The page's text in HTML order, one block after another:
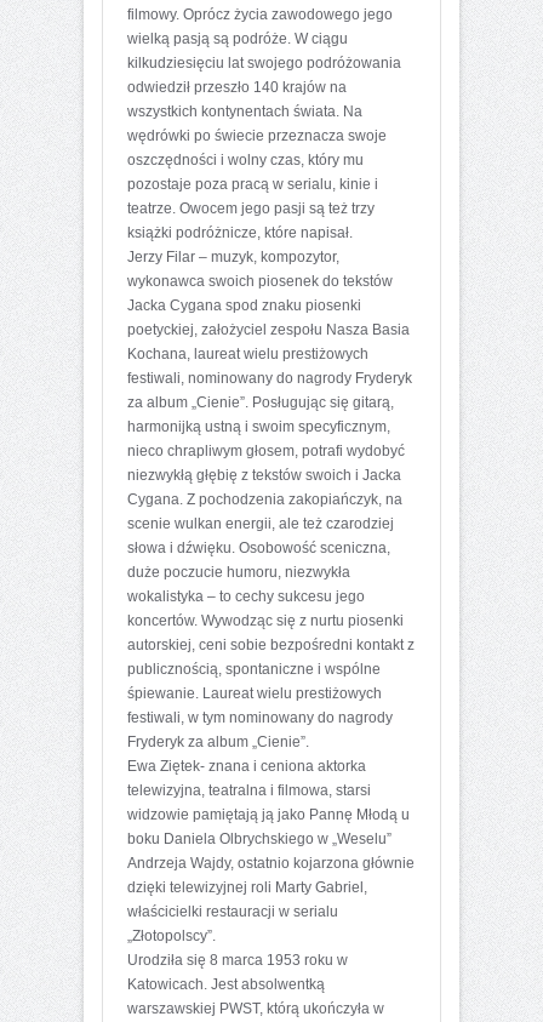
filmowy. Oprócz życia zawodowego jego
wielką pasją są podróże. W ciągu
kilkudziesięciu lat swojego podróżowania
odwiedził przeszło 140 krajów na
wszystkich kontynentach świata. Na
wędrówki po świecie przeznacza swoje
oszczędności i wolny czas, który mu
pozostaje poza pracą w serialu, kinie i
teatrze. Owocem jego pasji są też trzy
książki podróżnicze, które napisał.
Jerzy Filar – muzyk, kompozytor,
wykonawca swoich piosenek do tekstów
Jacka Cygana spod znaku piosenki
poetyckiej, założyciel zespołu Nasza Basia
Kochana, laureat wielu prestiżowych
festiwali, nominowany do nagrody Fryderyk
za album „Cienie”. Posługując się gitarą,
harmonijką ustną i swoim specyficznym,
nieco chrapliwym głosem, potrafi wydobyć
niezwykłą głębię z tekstów swoich i Jacka
Cygana. Z pochodzenia zakopiańczyk, na
scenie wulkan energii, ale też czarodziej
słowa i dźwięku. Osobowość sceniczna,
duże poczucie humoru, niezwykła
wokalistyka – to cechy sukcesu jego
koncertów. Wywodząc się z nurtu piosenki
autorskiej, ceni sobie bezpośredni kontakt z
publicznością, spontaniczne i wspólne
śpiewanie. Laureat wielu prestiżowych
festiwali, w tym nominowany do nagrody
Fryderyk za album „Cienie”.
Ewa Ziętek- znana i ceniona aktorka
telewizyjna, teatralna i filmowa, starsi
widzowie pamiętają ją jako Pannę Młodą u
boku Daniela Olbrychskiego w „Weselu”
Andrzeja Wajdy, ostatnio kojarzona głównie
dzięki telewizyjnej roli Marty Gabriel,
właścicielki restauracji w serialu
„Złotopolscy”.
Urodziła się 8 marca 1953 roku w
Katowicach. Jest absolwentką
warszawskiej PWST, którą ukończyła w